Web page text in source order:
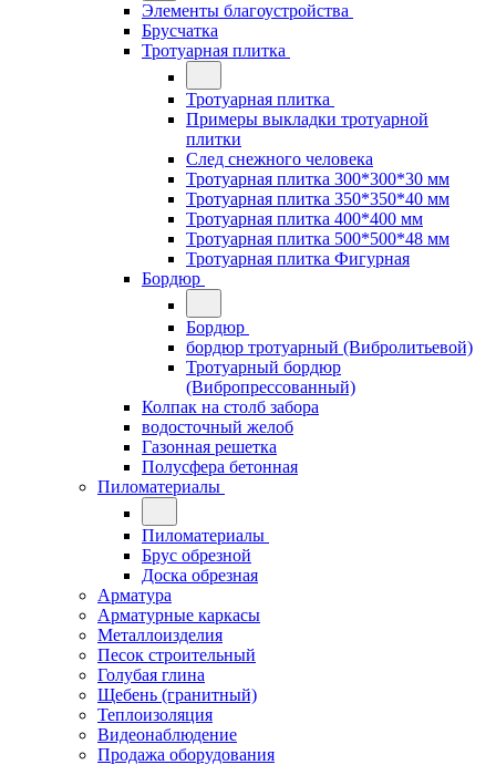
Элементы благоустройства
Брусчатка
Тротуарная плитка
Тротуарная плитка
Примеры выкладки тротуарной
плитки
След снежного человека
Тротуарная плитка 300*300*30 мм
Тротуарная плитка 350*350*40 мм
Тротуарная плитка 400*400 мм
Тротуарная плитка 500*500*48 мм
Тротуарная плитка Фигурная
Бордюр
Бордюр
бордюр тротуарный (Вибролитьевой)
Тротуарный бордюр
(Вибропрессованный)
Колпак на столб забора
водосточный желоб
Газонная решетка
Полусфера бетонная
Пиломатериалы
Пиломатериалы
Брус обрезной
Доска обрезная
Арматура
Арматурные каркасы
Металлоизделия
Песок строительный
Голубая глина
Щебень (гранитный)
Теплоизоляция
Видеонаблюдение
Продажа оборудования